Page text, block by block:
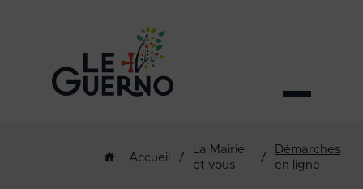
Accueil /
La Mairie
et vous
/
Démarches
en ligne